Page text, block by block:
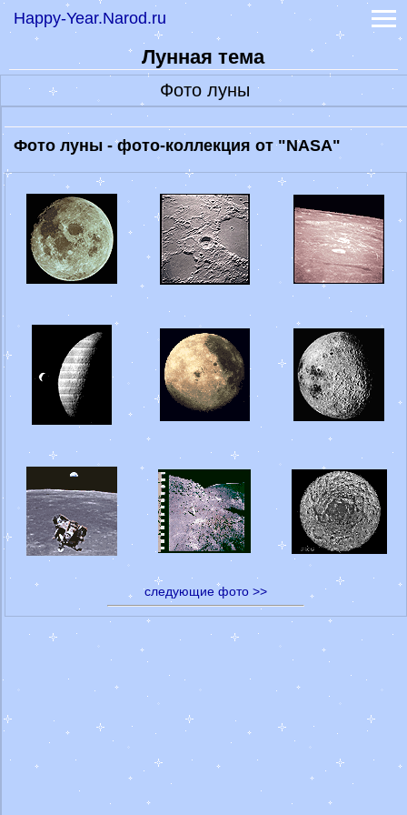
Лунная тема
Фото луны
Фото луны - фото-коллекция от "NASA"
следующие фото >>
Happy-Year.Narod.ru
Книга судеб
-Книга перемен
Книга перемен толкование
-Гадание на рунах
Гадание на картах
-Гадание оракул
-Гадание на кубиках
Самые точные гадания
Лунный календарь 2022
Сонник
Значение имени
Эффективные диеты
Праздники 2023
Обои на заставку